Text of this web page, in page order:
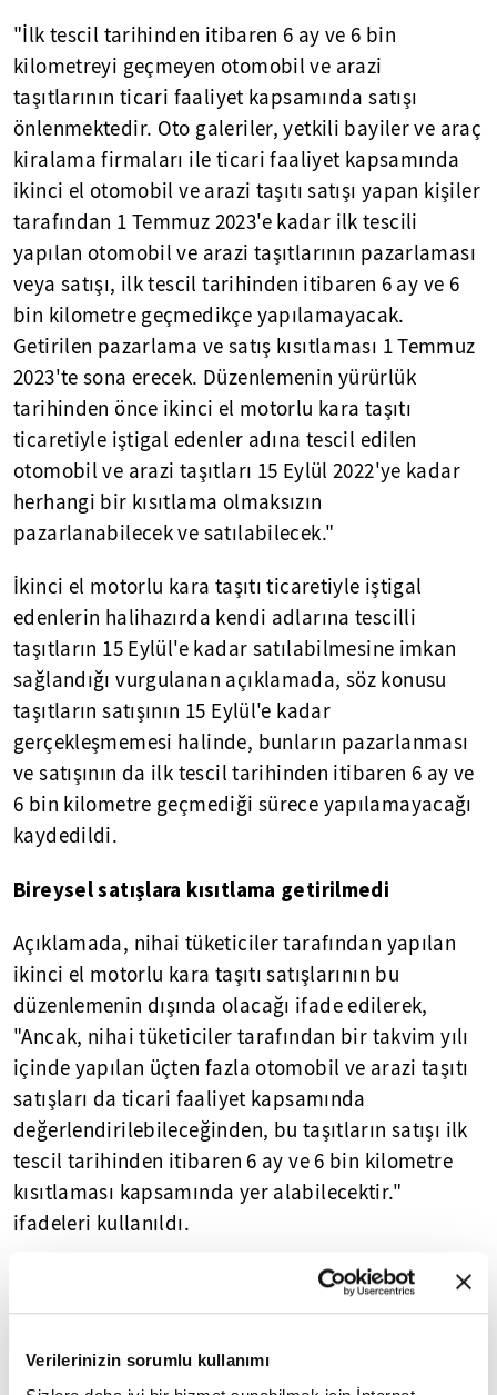
Verilerinizin sorumlu kullanımı
"İlk tescil tarihinden itibaren 6 ay ve 6 bin
kilometreyi geçmeyen otomobil ve arazi
taşıtlarının ticari faaliyet kapsamında satışı
önlenmektedir. Oto galeriler, yetkili bayiler ve araç
kiralama firmaları ile ticari faaliyet kapsamında
ikinci el otomobil ve arazi taşıtı satışı yapan kişiler
tarafından 1 Temmuz 2023'e kadar ilk tescili
yapılan otomobil ve arazi taşıtlarının pazarlaması
veya satışı, ilk tescil tarihinden itibaren 6 ay ve 6
bin kilometre geçmedikçe yapılamayacak.
Getirilen pazarlama ve satış kısıtlaması 1 Temmuz
2023'te sona erecek. Düzenlemenin yürürlük
tarihinden önce ikinci el motorlu kara taşıtı
ticaretiyle iştigal edenler adına tescil edilen
otomobil ve arazi taşıtları 15 Eylül 2022'ye kadar
herhangi bir kısıtlama olmaksızın
pazarlanabilecek ve satılabilecek."
İkinci el motorlu kara taşıtı ticaretiyle iştigal
edenlerin halihazırda kendi adlarına tescilli
taşıtların 15 Eylül'e kadar satılabilmesine imkan
sağlandığı vurgulanan açıklamada, söz konusu
taşıtların satışının 15 Eylül'e kadar
gerçekleşmemesi halinde, bunların pazarlanması
ve satışının da ilk tescil tarihinden itibaren 6 ay ve
6 bin kilometre geçmediği sürece yapılamayacağı
kaydedildi.
Bireysel satışlara kısıtlama getirilmedi
Açıklamada, nihai tüketiciler tarafından yapılan
ikinci el motorlu kara taşıtı satışlarının bu
düzenlemenin dışında olacağı ifade edilerek,
"Ancak, nihai tüketiciler tarafından bir takvim yılı
içinde yapılan üçten fazla otomobil ve arazi taşıtı
satışları da ticari faaliyet kapsamında
değerlendirilebileceğinden, bu taşıtların satışı ilk
tescil tarihinden itibaren 6 ay ve 6 bin kilometre
kısıtlaması kapsamında yer alabilecektir."
ifadeleri kullanıldı.
Düzenlemenin kapsamına dikkati çekilen
açıklamada, şu ifadelere yer verildi:
"Düzenlemeyle yalnızca otomobil ve arazi